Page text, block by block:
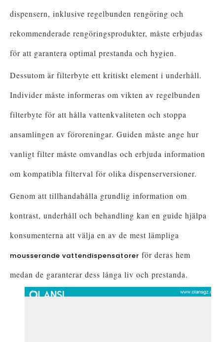
dispensern, inklusive regelbunden rengöring och
rekommenderade rengöringsprodukter, måste erbjudas
för att garantera optimal prestanda och hygien.
Dessutom är filterbyte ett kritiskt element i underhåll.
Individer måste informeras om vikten av regelbunden
filterbyte för att hålla vattenkvaliteten och stoppa
ansamlingen av föroreningar. Guiden måste ange hur
vanligt filter måste omvandlas och erbjuda information
om kompatibla filterval för olika dispenserversioner.
Genom att tillhandahålla grundlig information om
kontrast, underhåll och behandling kan en guide hjälpa
konsumenterna att välja en av de mest lämpliga
mousserande vattendispensatorer för deras hem
medan de garanterar dess långa liv och prestanda.